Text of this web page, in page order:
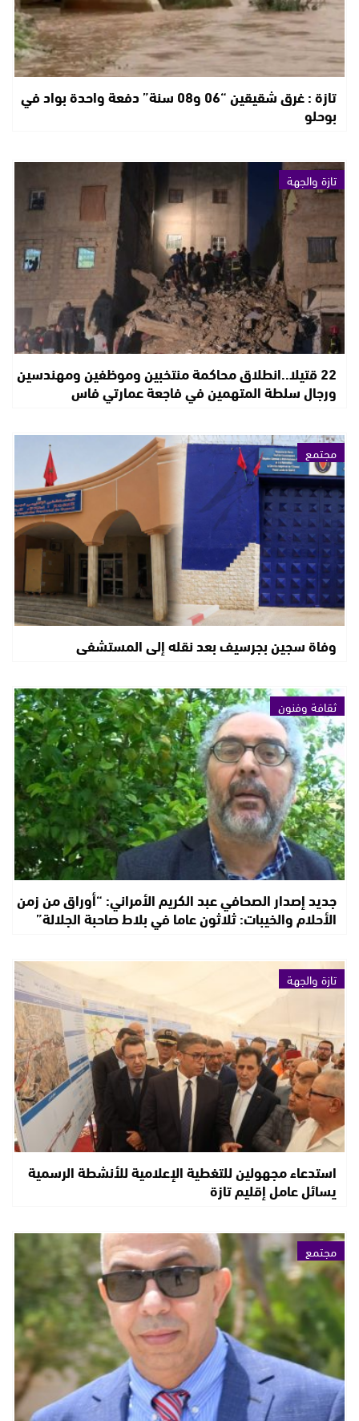
تازة : غرق شقيقين “06 و08 سنة” دفعة واحدة بواد في
بوحلو
تازة والجهة
22 قتيلا..انطلاق محاكمة منتخبين وموظفين ومهندسين
ورجال سلطة المتهمين في فاجعة عمارتي فاس
مجتمع
وفاة سجين بجرسيف بعد نقله إلى المستشفى
ثقافة وفنون
جديد إصدار الصحافي عبد الكريم الأمراني: “أوراق من زمن
الأحلام والخيبات: ثلاثون عاما في بلاط صاحبة الجلالة”
تازة والجهة
استدعاء مجهولين للتغطية الإعلامية للأنشطة الرسمية
يسائل عامل إقليم تازة
مجتمع